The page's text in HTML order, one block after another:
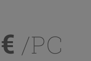
€ /PC